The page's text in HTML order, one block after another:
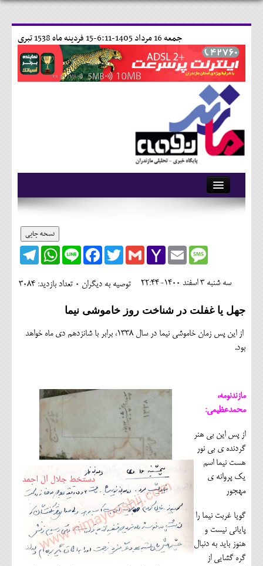
15 فردينه ماه 1538 تبری جمعه 16 مرداد 1405-6:11-
آرشیو
وبلاگ
فرهنگی و هنری
اقتصادی
سیاسی
خانه
نسخه چاپی
Telegram
WhatsApp Line
FacebookTwitterGmailYahoo
Mail
EmailMessage
تعداد بازدید: 3084 توصیه به دیگران 0 سه شنبه 3 اسفند 1400-22:44
جهل یا غفلت در شناخت روز خاموشی نیما
از این پس زمان خاموشی نیما در سال 1338، برابر با شانزدهم دی ماه خواهد
بود.
مازندنومه،
محمدعظیمی:
از پس این بی هنر
گردنده ی بی نور
هست نیما اسم
یک پروانه ی
مهجور
گویا غربت نیما را
پایانی نیست و
هنوز باید به دنبال
گره گشایی از